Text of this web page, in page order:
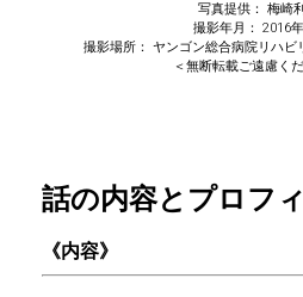
写真提供： 梅崎
撮影年月： 2016
撮影場所： ヤンゴン総合病院リハビ
＜無断転載ご遠慮く
話の内容とプロフ
《内容》